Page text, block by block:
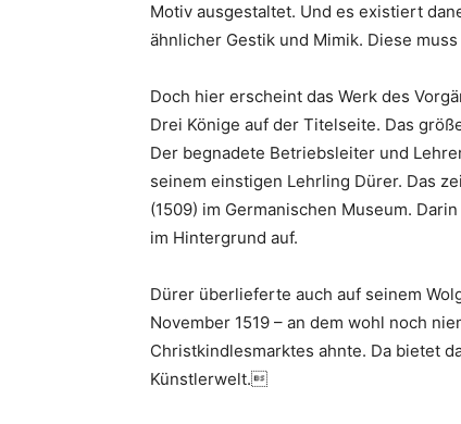
Motiv ausgestaltet. Und es existiert
ähnlicher Gestik und Mimik. Diese
Doch hier erscheint das Werk des
Drei Könige auf der Titelseite. Das
Der begnadete Betriebsleiter und
seinem einstigen Lehrling Dürer. Das
(1509) im Germanischen Museum.
im Hintergrund auf.
Dürer überlieferte auch auf seinem
November 1519 – an dem wohl noch
Christkindlesmarktes ahnte. Da bietet
Künstlerwelt.